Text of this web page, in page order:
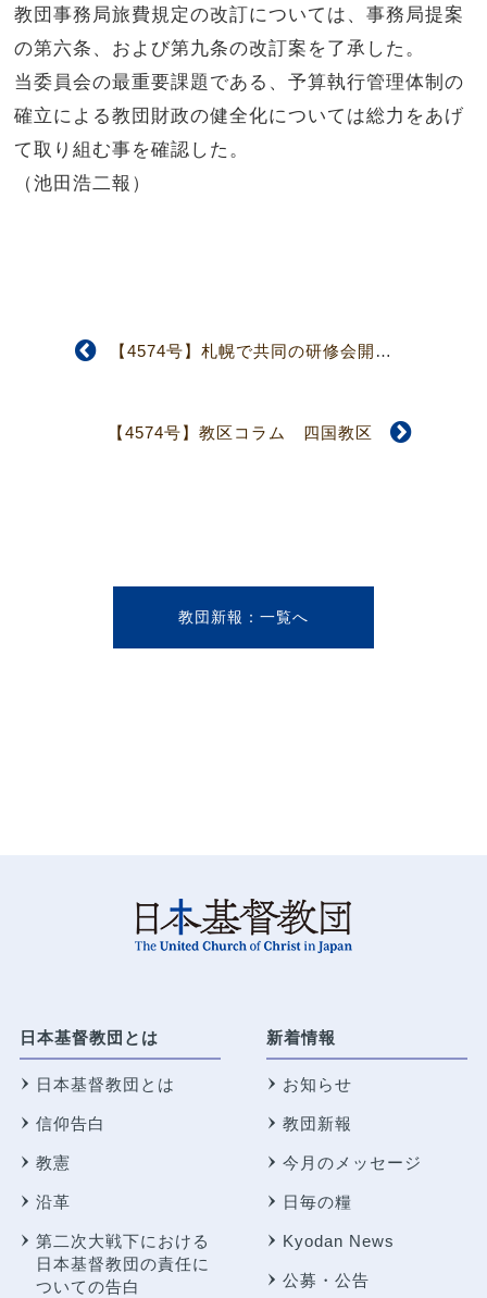
教団事務局旅費規定の改訂については、事務局提案
の第六条、および第九条の改訂案を了承した。
当委員会の最重要課題である、予算執行管理体制の
確立による教団財政の健全化については総力をあげ
て取り組む事を確認した。
（池田浩二報）
【4574号】札幌で共同の研修会開催 統一原理問題東京地区連絡会
【4574号】教区コラム 四国教区
教団新報
日本基督教団とは
日本基督教団とは
信仰告白
教憲
沿革
第二次大戦下における
日本基督教団の責任に
ついての告白
新着情報
お知らせ
教団新報
今月のメッセージ
日毎の糧
Kyodan News
公募・公告